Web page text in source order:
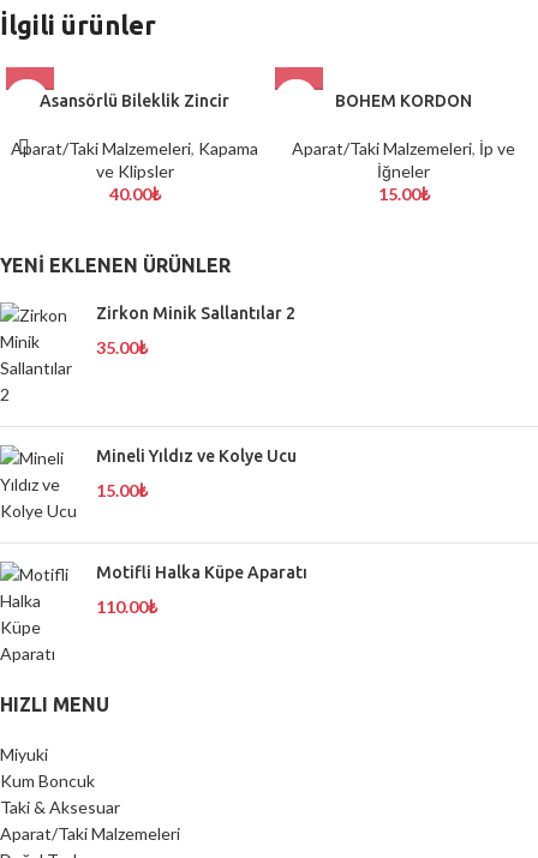
İlgili ürünler
Asansörlü Bileklik Zincir
Aparat/Taki Malzemeleri, Kapama
ve Klipsler
40.00₺
BOHEM KORDON
Aparat/Taki Malzemeleri, İp ve
İğneler
15.00₺
YENI EKLENEN ÜRÜNLER
Zirkon Minik Sallantılar 2
35.00₺
Mineli Yıldız ve Kolye Ucu
15.00₺
Motifli Halka Küpe Aparatı
110.00₺
HIZLI MENU
Miyuki
Kum Boncuk
Taki & Aksesuar
Aparat/Taki Malzemeleri